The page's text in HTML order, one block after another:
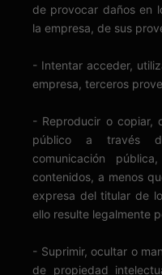
de provocar daños en
la empresa, de sus
- Intentar acceder,
empresa, terceros
- Reproducir o copiar,
público a través
comunicación
contenidos, a menos
expresa del titular de
ello resulte legalmente
- Suprimir, ocultar o
de propiedad